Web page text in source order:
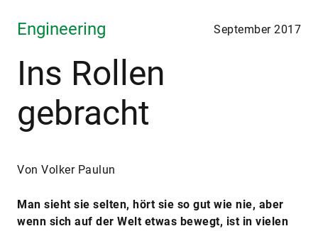
Engineering September 2017
Ins Rollen
gebracht
Von Volker Paulun
Man sieht sie selten, hört sie so gut wie nie, aber
wenn sich auf der Welt etwas bewegt, ist in vielen